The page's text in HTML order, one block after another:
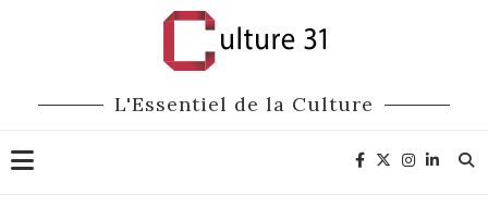
L'Essentiel de la Culture